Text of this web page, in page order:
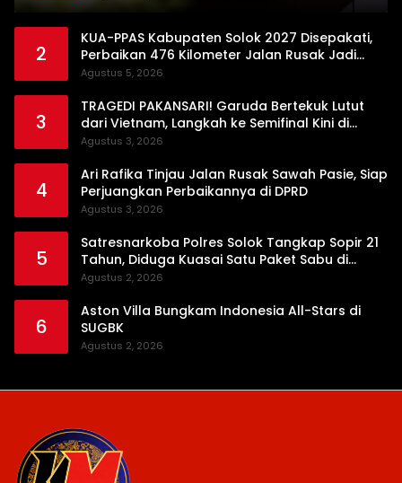
2
KUA-PPAS Kabupaten Solok 2027 Disepakati,
Perbaikan 476 Kilometer Jalan Rusak Jadi
Prioritas
Agustus 5, 2026
3
TRAGEDI PAKANSARI! Garuda Bertekuk Lutut
dari Vietnam, Langkah ke Semifinal Kini di
Ujung Tanduk
Agustus 3, 2026
4
Ari Rafika Tinjau Jalan Rusak Sawah Pasie, Siap
Perjuangkan Perbaikannya di DPRD
Agustus 3, 2026
5
Satresnarkoba Polres Solok Tangkap Sopir 21
Tahun, Diduga Kuasai Satu Paket Sabu di
Kubung
Agustus 2, 2026
6
Aston Villa Bungkam Indonesia All-Stars di
SUGBK
Agustus 2, 2026